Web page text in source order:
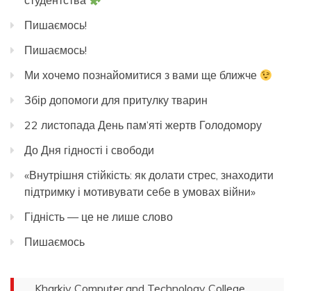
Пишаємось!
Пишаємось!
Ми хочемо познайомитися з вами ще ближче
Збір допомоги для притулку тварин
22 листопада День пам’яті жертв Голодомору
До Дня гідності і свободи
«Внутрішня стійкість: як долати стрес, знаходити
підтримку і мотивувати себе в умовах війни»
Гідність — це не лише слово
Пишаємось